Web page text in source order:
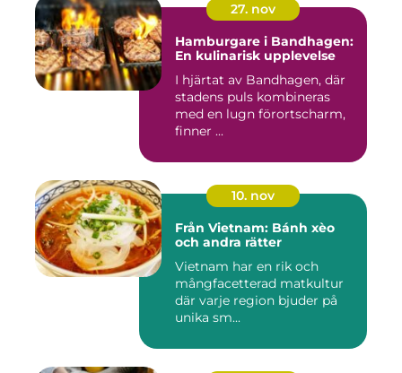
27. nov
Hamburgare i Bandhagen:
En kulinarisk upplevelse
I hjärtat av Bandhagen, där
stadens puls kombineras
med en lugn förortscharm,
finner ...
10. nov
Från Vietnam: Bánh xèo
och andra rätter
Vietnam har en rik och
mångfacetterad matkultur
där varje region bjuder på
unika sm...